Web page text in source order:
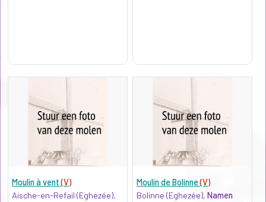
Moulin à vent(V)
Aische-en-Refail (Eghezée),
Moulin de Bolinne(V)
Bolinne (Eghezée),Namen